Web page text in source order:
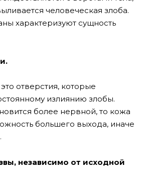
человеческая злоба.
характеризуют сущность
отверстия, которые
излиянию злобы.
более нервной, то кожа
большего выхода, иначе
независимо от исходной